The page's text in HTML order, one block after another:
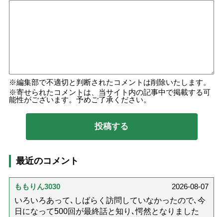
編集部で不適切と判断されたコメントは削除いたします。
寄せられたコメントは、当サイト内の記事中で掲載する可
能性がございます。予めご了承ください。
最近のコメント
ももりん3030
2026-08-07
いろいろあって､しばらく訪問していなかったので､今
日になって500回が最終話と知り､愕然となりました